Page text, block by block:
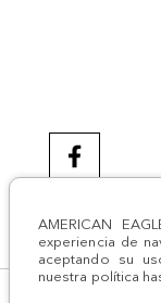
AMERICAN
experiencia de
aceptando su
nuestra política